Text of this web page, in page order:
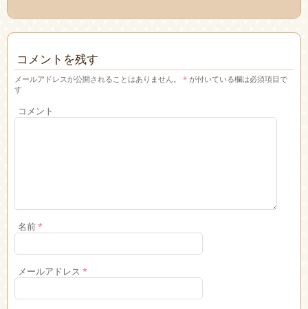
コメントを残す
メールアドレスが公開されることはありません。 * が付いている欄は必須項目で
す
コメント
名前*
メールアドレス *